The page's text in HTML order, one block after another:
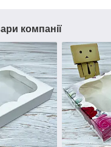
компанії